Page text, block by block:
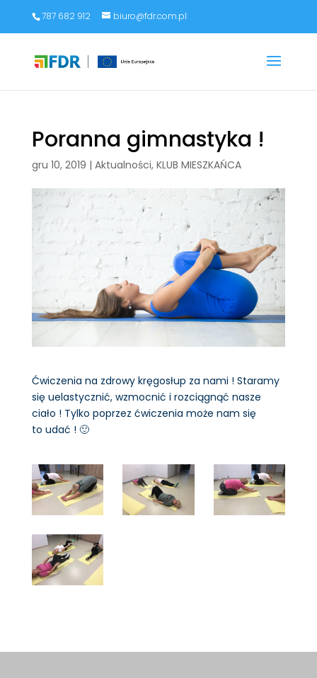
787 682 912 biuro@fdr.com.pl
Poranna gimnastyka !
gru 10, 2019 | Aktualności, KLUB MIESZKAŃCA
Ćwiczenia na zdrowy kręgosłup za nami ! Staramy
się uelastycznić, wzmocnić i rozciągnąć nasze
ciało ! Tylko poprzez ćwiczenia może nam się
to udać ! 🙂